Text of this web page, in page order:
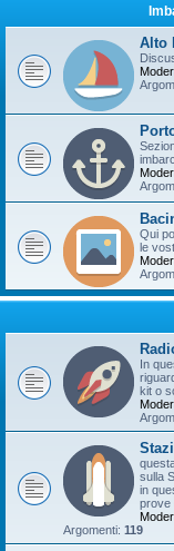
Alto
Qui
le
In
kit o
sulla
in
prove
Argomenti: 119